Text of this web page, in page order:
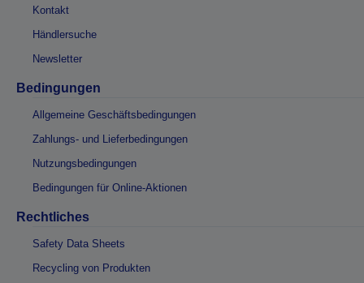
Kontakt
Händlersuche
Newsletter
Bedingungen
Allgemeine Geschäftsbedingungen
Zahlungs- und Lieferbedingungen
Nutzungsbedingungen
Bedingungen für Online-Aktionen
Rechtliches
Safety Data Sheets
Recycling von Produkten